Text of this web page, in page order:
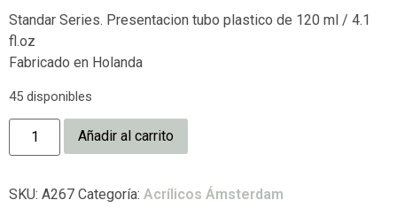
Standar Series. Presentacion tubo plastico de 120 ml / 4.1
fl.oz
Fabricado en Holanda
45 disponibles
Añadir al carrito
SKU: A267 Categoría: Acrílicos Ámsterdam